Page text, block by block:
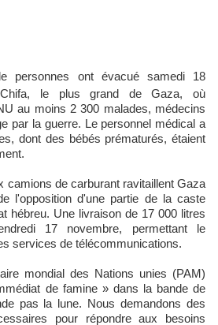
personnes ont évacué samedi 18
Chifa, le plus grand de Gaza, où
au moins 2 300 malades, médecins
par la guerre. Le personnel médical a
dont des bébés prématurés, étaient
camions de carburant ravitaillent Gaza
l'opposition d'une partie de la caste
hébreu. Une livraison de 17 000 litres
17 novembre, permettant le
services de télécommunications.
mondial des Nations unies (PAM)
de famine » dans la bande de
pas la lune. Nous demandons des
pour répondre aux besoins